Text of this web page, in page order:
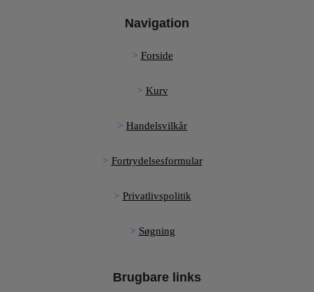
Navigation
Forside
Kurv
Handelsvilkår
Fortrydelsesformular
Privatlivspolitik
Søgning
Brugbare links